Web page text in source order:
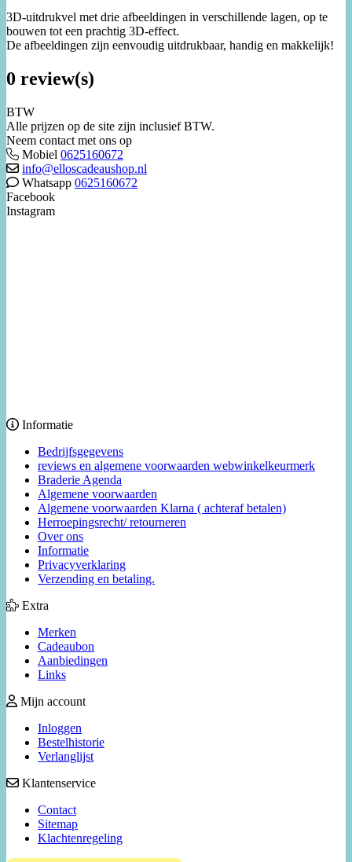
3D-uitdrukvel met drie afbeeldingen in verschillende lagen, op te
bouwen tot een prachtig 3D-effect.
De afbeeldingen zijn eenvoudig uitdrukbaar, handig en makkelijk!
0 review(s)
BTW
Alle prijzen op de site zijn inclusief BTW.
Neem contact met ons op
Mobiel 0625160672
info@elloscadeaushop.nl
Whatsapp 0625160672
Facebook
Instagram
Informatie
Bedrijfsgegevens
reviews en algemene voorwaarden webwinkelkeurmerk
Braderie Agenda
Algemene voorwaarden
Algemene voorwaarden Klarna ( achteraf betalen)
Herroepingsrecht/ retourneren
Over ons
Informatie
Privacyverklaring
Verzending en betaling.
Extra
Merken
Cadeaubon
Aanbiedingen
Links
Mijn account
Inloggen
Bestelhistorie
Verlanglijst
Klantenservice
Contact
Sitemap
Klachtenregeling